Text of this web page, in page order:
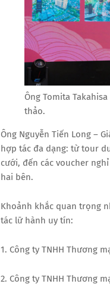
Ông Tomita
thảo.
Ông Nguyễn Tiến Long –
hợp tác đa dạng: từ tour
cưới, đến các voucher
hai bên.
Khoảnh khắc quan trọng
tác lữ hành uy tín:
1. Công ty TNHH Thương
2. Công ty TNHH Thương